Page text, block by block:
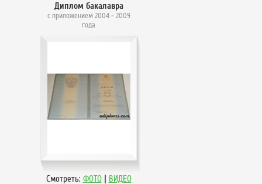
Диплом бакалавра
с приложением 2004 - 2009
года
Смотреть: ФОТО | ВИДЕО